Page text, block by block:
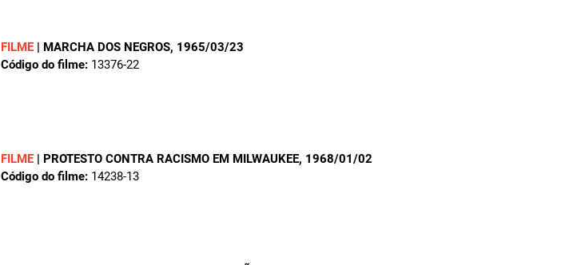
FILME | MARCHA DOS NEGROS, 1965/03/23
Código do filme: 13376-22
FILME | PROTESTO CONTRA RACISMO EM MILWAUKEE, 1968/01/02
Código do filme: 14238-13